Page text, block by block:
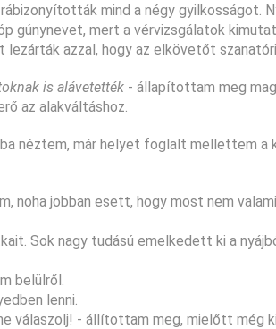
mind a négy gyilkosságot.
gúnynevet, mert a vérvizsgálatok
azzal, hogy az elkövetőt
is alávetették - állapítottam meg
az alakváltáshoz.
néztem, már helyet foglalt mellettem
noha jobban esett, hogy most nem
Sok nagy tudású emelkedett ki a
belülről.
lenni.
válaszolj! - állítottam meg, mielőtt még